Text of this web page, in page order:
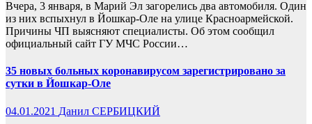
Вчера, 3 января, в Марий Эл загорелись два автомобиля. Один
из них вспыхнул в Йошкар-Оле на улице Красноармейской.
Причины ЧП выясняют специалисты. Об этом сообщил
официальный сайт ГУ МЧС России…
35 новых больных коронавирусом зарегистрировано за
сутки в Йошкар-Оле
04.01.2021 Данил СЕРБИЦКИЙ